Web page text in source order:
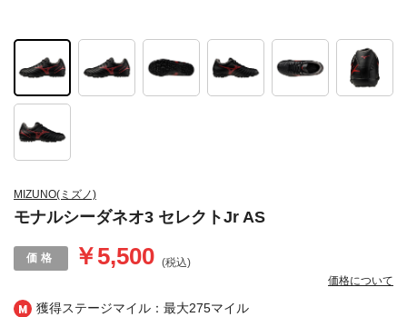
獲得ステージマイル：最大275マイル
MIZUNO(ミズノ)
モナルシーダネオ3 セレクトJr AS
￥5,500 (税込)
価格について